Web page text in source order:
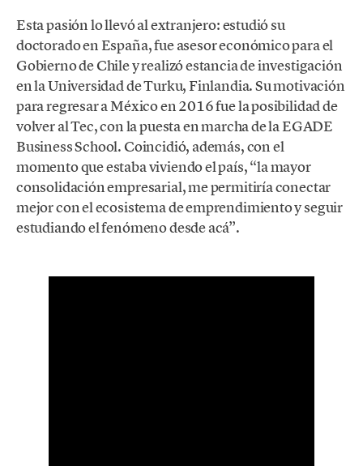
Esta pasión lo llevó al extranjero: estudió su
doctorado en España, fue asesor económico para el
Gobierno de Chile y realizó estancia de investigación
en la Universidad de Turku, Finlandia. Su motivación
para regresar a México en 2016 fue la posibilidad de
volver al Tec, con la puesta en marcha de la EGADE
Business School. Coincidió, además, con el
momento que estaba viviendo el país, “la mayor
consolidación empresarial, me permitiría conectar
mejor con el ecosistema de emprendimiento y seguir
estudiando el fenómeno desde acá”.